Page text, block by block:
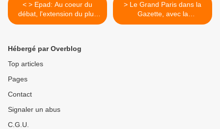
< > Epad: Au coeur du
débat, l'extension du plus
grand quartier d'affaires
> Le Grand Paris dans la
Gazette, avec la
contribution remarquable
Hébergé par Overblog
Top articles
Pages
Contact
Signaler un abus
C.G.U.